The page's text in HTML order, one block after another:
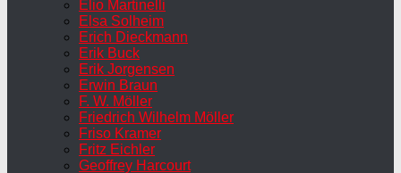
Elio Martinelli
Elsa Solheim
Erich Dieckmann
Erik Buck
Erik Jorgensen
Erwin Braun
F. W. Möller
Friedrich Wilhelm Möller
Friso Kramer
Fritz Eichler
Geoffrey Harcourt